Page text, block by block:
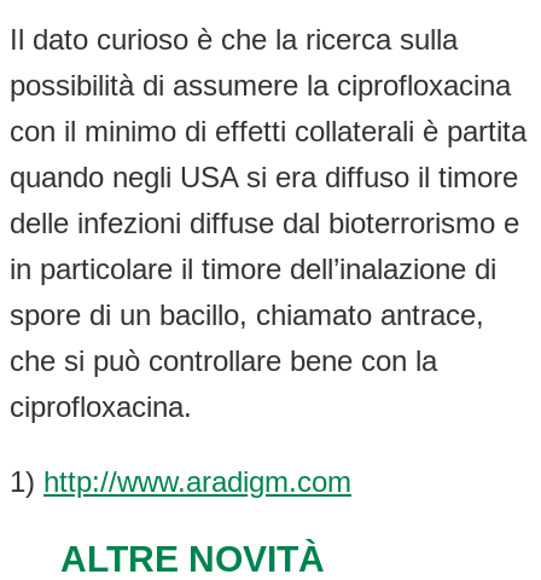
Il dato curioso è che la ricerca sulla
possibilità di assumere la ciprofloxacina
con il minimo di effetti collaterali è partita
quando negli USA si era diffuso il timore
delle infezioni diffuse dal bioterrorismo e
in particolare il timore dell’inalazione di
spore di un bacillo, chiamato antrace,
che si può controllare bene con la
ciprofloxacina.
1) http://www.aradigm.com
ALTRE NOVITÀ